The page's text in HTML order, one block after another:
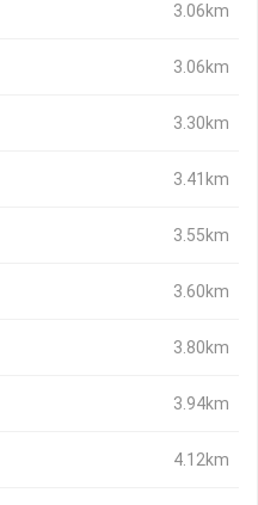
3.06km
3.06km
3.30km
3.41km
3.55km
3.60km
3.80km
3.94km
4.12km